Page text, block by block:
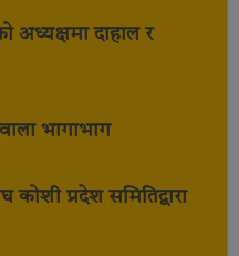
अध्यक्षमा दाहाल र
भागाभाग
प्रदेश समितिद्वारा